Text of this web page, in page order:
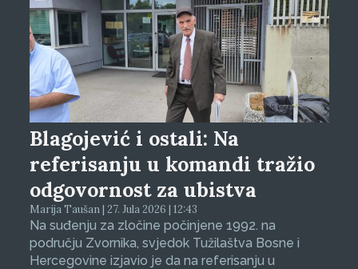
Blagojević i ostali: Na
referisanju u komandi tražio
odgovornost za ubistva
Marija Taušan | 27. Jula 2026 | 12:43
Na suđenju za zločine počinjene 1992. na
području Zvornika, svjedok Tužilaštva Bosne i
Hercegovine izjavio je da na referisanju u